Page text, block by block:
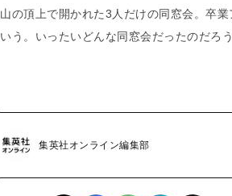
山の頂上で開かれた3人だけの同窓会。卒
いう。いったいどんな同窓会だったのだろう
集英社オンライン編集部